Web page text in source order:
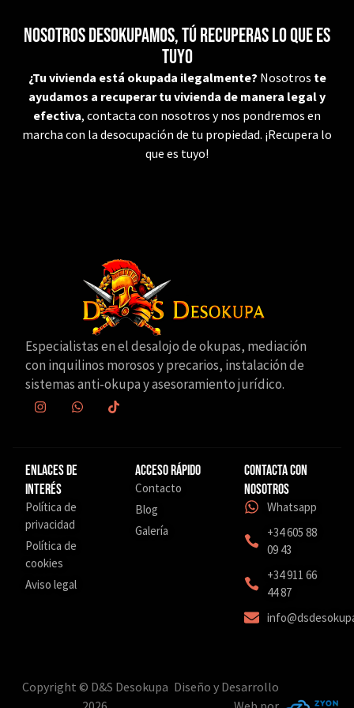
Nosotros desokupamos, tú recuperas lo que es
tuyo
¿Tu vivienda está okupada ilegalmente? Nosotros te
ayudamos a recuperar tu vivienda de manera legal y
efectiva, contacta con nosotros y nos pondremos en
marcha con la desocupación de tu propiedad. ¡Recupera lo
que es tuyo!
Especialistas en el desalojo de okupas, mediación
con inquilinos morosos y precarios, instalación de
sistemas anti-okupa y asesoramiento jurídico.
Enlaces de
interés
Política de
privacidad
Política de
cookies
Aviso legal
Acceso Rápido
Contacto
Blog
Galería
Contacta con
nosotros
Whatsapp
+34 605 88
09 43
‎+34 911 66
44 87
Copyright © D&S Desokupa Diseño y Desarrollo